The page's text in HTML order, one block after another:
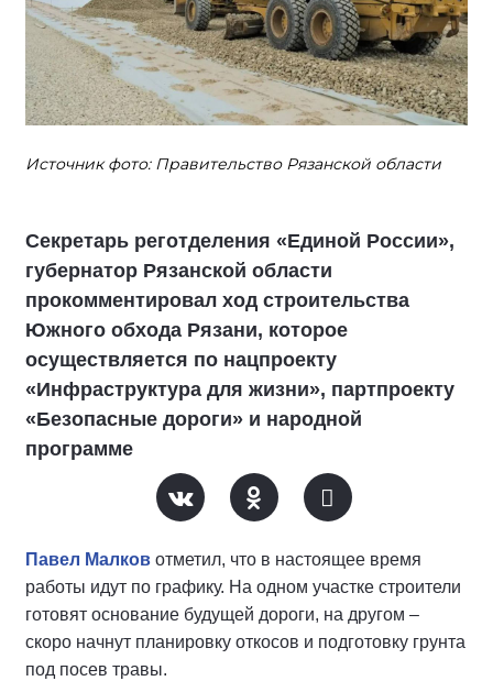
Источник фото: Правительство Рязанской области
Секретарь реготделения «Единой России»,
губернатор Рязанской области
прокомментировал ход строительства
Южного обхода Рязани, которое
осуществляется по нацпроекту
«Инфраструктура для жизни», партпроекту
«Безопасные дороги» и народной
программе
Павел Малков отметил, что в настоящее время
работы идут по графику. На одном участке строители
готовят основание будущей дороги, на другом –
скоро начнут планировку откосов и подготовку грунта
под посев травы.